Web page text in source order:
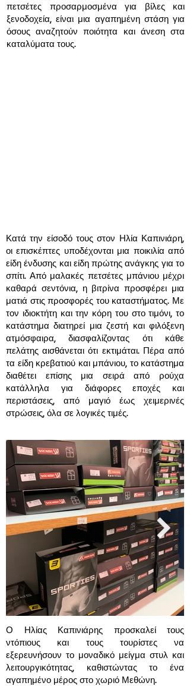
πετσέτες προσαρμοσμένα για βίλες και
ξενοδοχεία, είναι μια αγαπημένη στάση για
όσους αναζητούν ποιότητα και άνεση στα
καταλύματα τους.
Κατά την είσοδό τους στον Ηλία Καπινιάρη,
οι επισκέπτες υποδέχονται μια ποικιλία από
είδη ένδυσης και είδη πρώτης ανάγκης για το
σπίτι. Από μαλακές πετσέτες μπάνιου μέχρι
καθαρά σεντόνια, η βιτρίνα προσφέρει μια
ματιά στις προσφορές του καταστήματος. Με
τον ιδιοκτήτη και την κόρη του στο τιμόνι, το
κατάστημα διατηρεί μια ζεστή και φιλόξενη
ατμόσφαιρα, διασφαλίζοντας ότι κάθε
πελάτης αισθάνεται ότι εκτιμάται. Πέρα από
τα είδη κρεβατιού και μπάνιου, το κατάστημα
διαθέτει επίσης μια σειρά από ρούχα
κατάλληλα για διάφορες εποχές και
περιστάσεις, από μαγιό έως χειμερινές
στρώσεις, όλα σε λογικές τιμές.
Ο Ηλίας Καπινιάρης προσκαλεί τους
ντόπιους και τους τουρίστες να
εξερευνήσουν το μοναδικό μείγμα στυλ και
λειτουργικότητας, καθιστώντας το ένα
αγαπημένο μέρος στο χωριό Μεθώνη.